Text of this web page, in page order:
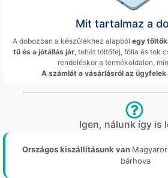
Mit tartalmaz a
A dobozban a készülékhez alapból egy
tű és a jótállás jár, tehát töltőfej, fólia és tok
rendeléskor a termékoldalon,
A számlát a vásárlásról az
Igen, nálunk így is
Országos kiszállításunk van
bárhova